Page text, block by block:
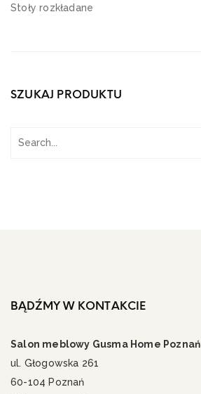
Stoły rozkładane
SZUKAJ PRODUKTU
BĄDŹMY W KONTAKCIE
Salon meblowy Gusma Home Poznań
ul. Głogowska 261
60-104 Poznań